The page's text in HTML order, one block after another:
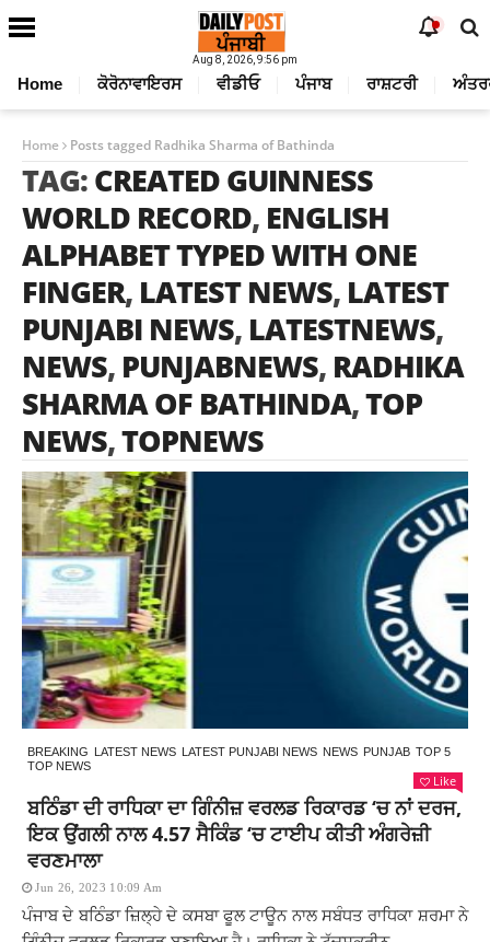
Aug 8, 2026, 9:56 pm
Home ਕੋਰੋਨਾਵਾਇਰਸ ਵੀਡੀਓ ਪੰਜਾਬ ਰਾਸ਼ਟਰੀ
Home Posts tagged Radhika Sharma of Bathinda
TAG:CREATED GUINNESS
WORLD RECORD, ENGLISH
ALPHABET TYPED WITH ONE
FINGER, LATEST NEWS, LATEST
PUNJABI NEWS, LATESTNEWS,
NEWS, PUNJABNEWS, RADHIKA
SHARMA OF BATHINDA,TOP
NEWS,TOPNEWS
BREAKING LATEST NEWS LATEST PUNJABI NEWS NEWS PUNJAB TOP 5
TOP NEWS
Like
ਬਠਿੰਡਾ ਦੀ ਰਾਧਿਕਾ ਦਾ ਗਿੰਨੀਜ਼ ਵਰਲਡ ਰਿਕਾਰਡ ‘ਚ ਨਾਂ ਦਰਜ,
ਇਕ ਉਂਗਲੀ ਨਾਲ 4.57 ਸੈਕਿੰਡ ‘ਚ ਟਾਈਪ ਕੀਤੀ ਅੰਗਰੇਜ਼ੀ
ਵਰਣਮਾਲਾ
Jun 26, 2023 10:09 Am
ਪੰਜਾਬ ਦੇ ਬਠਿੰਡਾ ਜ਼ਿਲ੍ਹੇ ਦੇ ਕਸਬਾ ਫੂਲ ਟਾਊਨ ਨਾਲ ਸਬੰਧਤ ਰਾਧਿਕਾ ਸ਼ਰਮਾ ਨੇ